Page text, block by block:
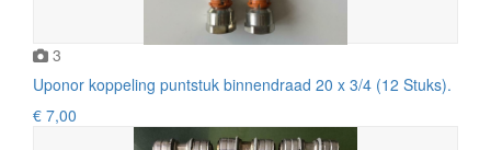
3
Uponor koppeling puntstuk binnendraad 20 x 3/4 (12 Stuks).
€ 7,00